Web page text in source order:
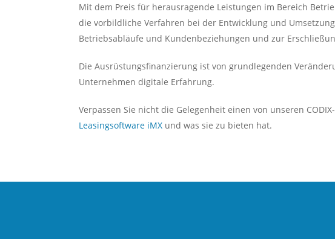
Mit dem Preis für herausragende Leistungen im Bereich
die vorbildliche Verfahren bei der Entwicklung und
Betriebsabläufe und Kundenbeziehungen und zur
Die Ausrüstungsfinanzierung ist von grundlegenden
Unternehmen digitale Erfahrung.
Verpassen Sie nicht die Gelegenheit einen von unseren
Leasingsoftware iMXund was sie zu bieten hat.